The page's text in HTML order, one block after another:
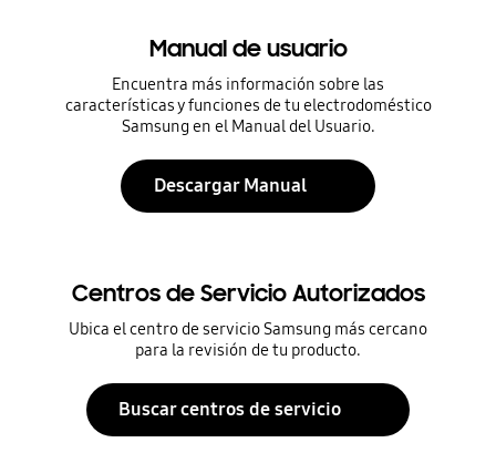
Manual de usuario
Encuentra más información sobre las
características y funciones de tu electrodoméstico
Samsung en el Manual del Usuario.
Descargar Manual
Centros de Servicio Autorizados
Ubica el centro de servicio Samsung más cercano
para la revisión de tu producto.
Buscar centros de servicio